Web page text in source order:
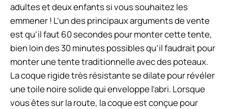
adultes et deux enfants si vous souhaitez les
emmener ! L’un des principaux arguments de vente
est qu’il faut 60 secondes pour monter cette tente,
bien loin des 30 minutes possibles qu’il faudrait pour
monter une tente traditionnelle avec des poteaux.
La coque rigide très résistante se dilate pour révéler
une toile noire solide qui enveloppe l’abri. Lorsque
vous êtes sur la route, la coque est conçue pour